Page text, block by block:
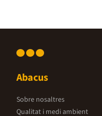
Abacus
Sobre nosaltres
Qualitat i medi ambient